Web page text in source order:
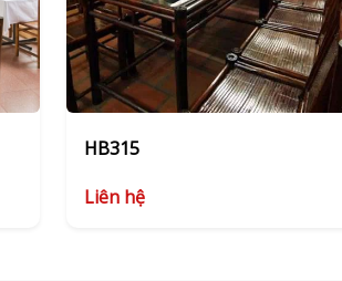
HB315
Liên hệ